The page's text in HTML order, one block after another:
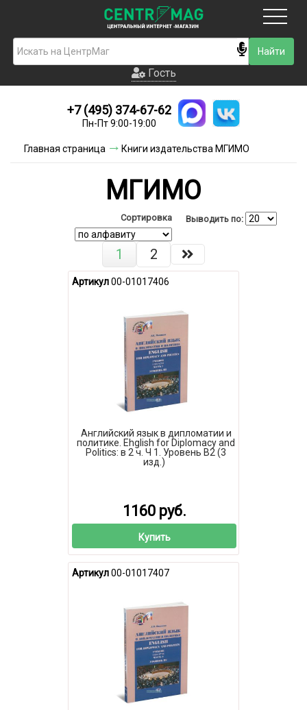
Гость
Новинки
Условия доставки
Акции и скидки
Гость
+7 (495) 374-67-62
Пн-Пт 9:00-19:00
Главная страница Книги издательства МГИМО
МГИМО
Сортировка Выводить по:
1 2
Артикул00-01017406
Английский язык в дипломатии и
политике. Ehglish for Diplomacy and
Politics: в 2 ч. Ч 1. Уровень В2 (3
изд.)
1160 руб.
Купить
Артикул00-01017407